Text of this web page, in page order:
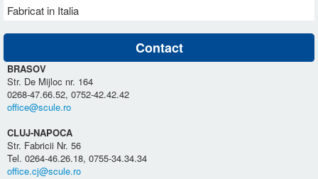
Fabricat in Italia
Contact
BRASOV
Str. De Mijloc nr. 164
0268-47.66.52, 0752-42.42.42
office@scule.ro
CLUJ-NAPOCA
Str. Fabricii Nr. 56
Tel. 0264-46.26.18, 0755-34.34.34
office.cj@scule.ro